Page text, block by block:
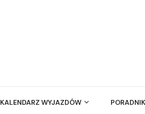
KALENDARZ WYJAZDÓW